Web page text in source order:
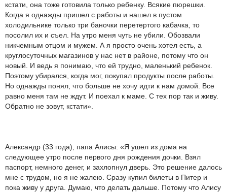
кстати, она тоже готовила только ребенку. Всякие пюрешки.
Когда я однажды пришел с работы и нашел в пустом
холодильнике только три баночки перетертого кабачка, то
посолил их и съел. На утро меня чуть не убили. Обозвали
никчемным отцом и мужем. А я просто очень хотел есть, а
круглосуточных магазинов у нас нет в районе, потому что он
новый. И ведь я понимаю, что ей трудно, маленький ребенок.
Поэтому убирался, когда мог, покупал продукты после работы.
Но однажды понял, что больше не хочу идти к нам домой. Все
равно меня там не ждут. И поехал к маме. С тех пор так и живу.
Обратно не зовут, кстати».
Александр (33 года), папа Алисы: «Я ушел из дома на
следующее утро после первого дня рождения дочки. Взял
паспорт, немного денег, и захлопнул дверь. Это решение далось
мне с трудом, но я не жалею. Сразу купил билеты в Питер и
пока живу у друга. Думаю, что делать дальше. Потому что Алису